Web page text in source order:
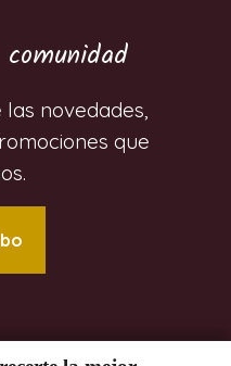
novedades,
que